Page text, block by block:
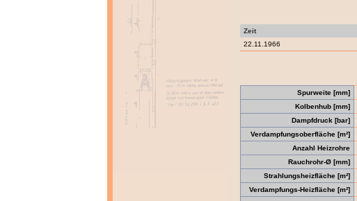
Zeit
22.11.1966
Spurweite [mm]
Kolbenhub [mm]
Dampfdruck [bar]
Verdampfungsoberfläche [m²]
Anzahl Heizrohre
Rauchrohr-Ø [mm]
Strahlungsheizfläche [m²]
Verdampfungs-Heizfläche [m²]